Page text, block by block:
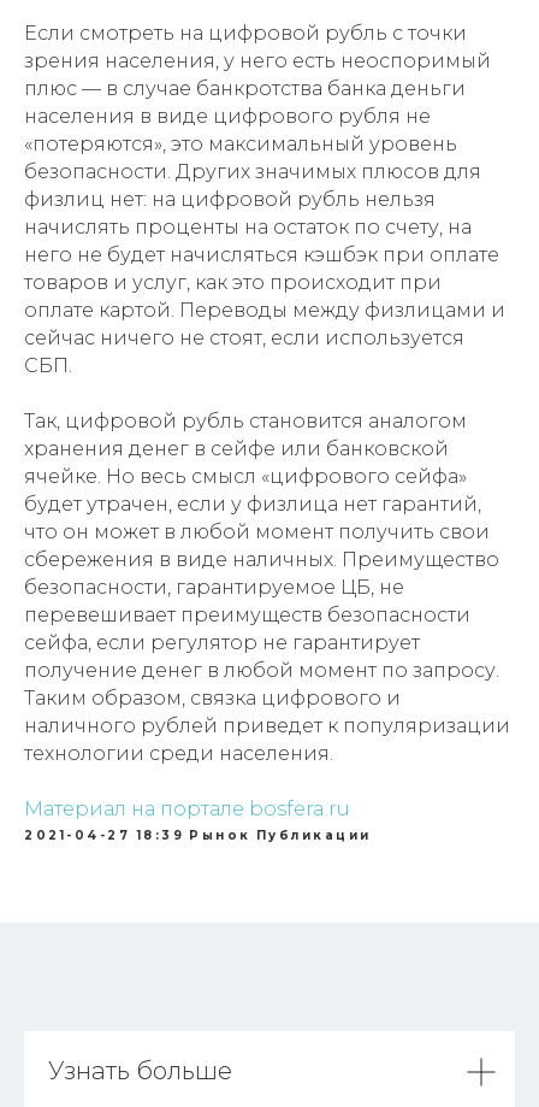
Если смотреть на цифровой рубль с точки
зрения населения, у него есть неоспоримый
плюс — в случае банкротства банка деньги
населения в виде цифрового рубля не
«потеряются», это максимальный уровень
безопасности. Других значимых плюсов для
физлиц нет: на цифровой рубль нельзя
начислять проценты на остаток по счету, на
него не будет начисляться кэшбэк при оплате
товаров и услуг, как это происходит при
оплате картой. Переводы между физлицами и
сейчас ничего не стоят, если используется
СБП.
Так, цифровой рубль становится аналогом
хранения денег в сейфе или банковской
ячейке. Но весь смысл «цифрового сейфа»
будет утрачен, если у физлица нет гарантий,
что он может в любой момент получить свои
сбережения в виде наличных. Преимущество
безопасности, гарантируемое ЦБ, не
перевешивает преимуществ безопасности
сейфа, если регулятор не гарантирует
получение денег в любой момент по запросу.
Таким образом, связка цифрового и
наличного рублей приведет к популяризации
технологии среди населения.
Материал на портале bosfera.ru
2021-04-27 18:39 Рынок Публикации
Узнать больше